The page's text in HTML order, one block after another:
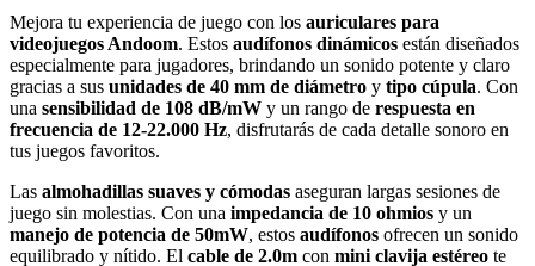
Mejora tu experiencia de juego con los auriculares para
videojuegos Andoom. Estos audífonos dinámicos están diseñados
especialmente para jugadores, brindando un sonido potente y claro
gracias a sus unidades de 40 mm de diámetro y tipo cúpula. Con
una sensibilidad de 108 dB/mW y un rango de respuesta en
frecuencia de 12-22.000 Hz, disfrutarás de cada detalle sonoro en
tus juegos favoritos.
Las almohadillas suaves y cómodas aseguran largas sesiones de
juego sin molestias. Con una impedancia de 10 ohmios y un
manejo de potencia de 50mW, estos audífonos ofrecen un sonido
equilibrado y nítido. El cable de 2.0m con mini clavija estéreo te